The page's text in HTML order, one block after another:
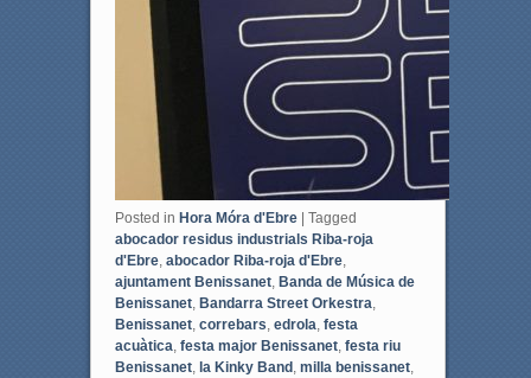
Posted in Hora Móra d'Ebre | Tagged
abocador residus industrials Riba-roja
d'Ebre, abocador Riba-roja d'Ebre,
ajuntament Benissanet, Banda de Música de
Benissanet, Bandarra Street Orkestra
Benissanet, correbars edrola festa
acuàtica festa major Benissanet, festa riu
Benissanet, la Kinky Band, milla benissanet,